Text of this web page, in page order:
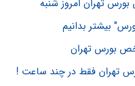
تهران امروز شنبه
بیشتر بدانیم
بورس تهران
تهران فقط در چند ساعت !